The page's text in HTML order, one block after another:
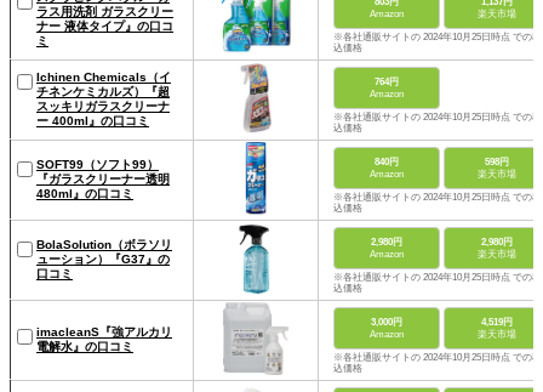
ラス用洗剤 ガラスクリー
ナー 液体タイプ』の口コ
ミ
Amazon
楽天市場
※各社通販サイトの 2024年10月25日時点 での税
込価格
Ichinen Chemicals（イ
チネンケミカルズ）『超
スッキリガラスクリーナ
ー 400ml』の口コミ
764円
Amazon
※各社通販サイトの 2024年10月25日時点 での税
込価格
SOFT99（ソフト99）
『ガラスクリーナー透明
480ml』の口コミ
840円
Amazon
598円
楽天市場
※各社通販サイトの 2024年10月25日時点 での税
込価格
BolaSolution（ボラソリ
ューション）『G37』の
口コミ
2,980円
Amazon
2,980円
楽天市場
※各社通販サイトの 2024年10月25日時点 での税
込価格
imacleanS『強アルカリ
電解水』の口コミ
3,000円
Amazon
4,519円
楽天市場
※各社通販サイトの 2024年10月25日時点 での税
込価格